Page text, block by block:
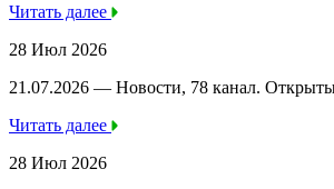
Читать далее
28 Июл 2026
21.07.2026 — Новости, 78 канал.
Читать далее
28 Июл 2026